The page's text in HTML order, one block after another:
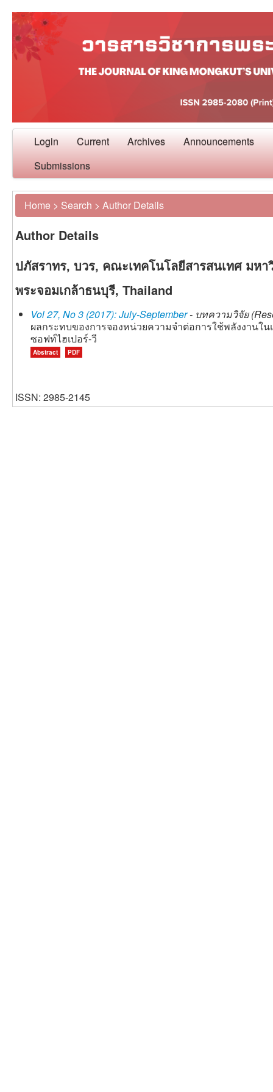
Login Current Archives Announcements
Submissions
Home > Search > Author Details
Author Details
ปภัสราทร, บวร, คณะเทคโนโลยีสารสนเทศ มหา
พระจอมเกล้าธนบุรี, Thailand
Vol 27, No 3 (2017): July-September- บทความวิจัย
ผลกระทบของการจองหน่วยความจำต่อการใช้พลังงานใ
ซอฟท์ไฮเปอร์-วี
Abstract PDF
ISSN: 2985-2145